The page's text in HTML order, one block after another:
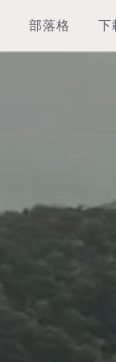
部落格 下